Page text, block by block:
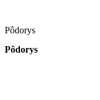
Pôdorys
Pôdorys